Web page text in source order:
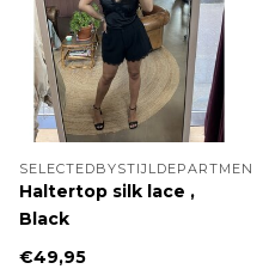
SELECTEDBYSTIJLDEPARTMENT
Haltertop silk lace ,
Black
€49,95